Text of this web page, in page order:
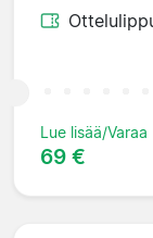
Lue lisää/Varaa
69 €